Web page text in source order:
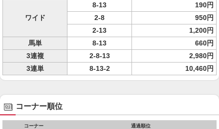
ワイド
8-13
190円
2-8
950円
2-13
1,200円
馬単
8-13
660円
3連複
2-8-13
2,980円
3連単
8-13-2 10,460円
コーナー順位
コーナー 通過順位